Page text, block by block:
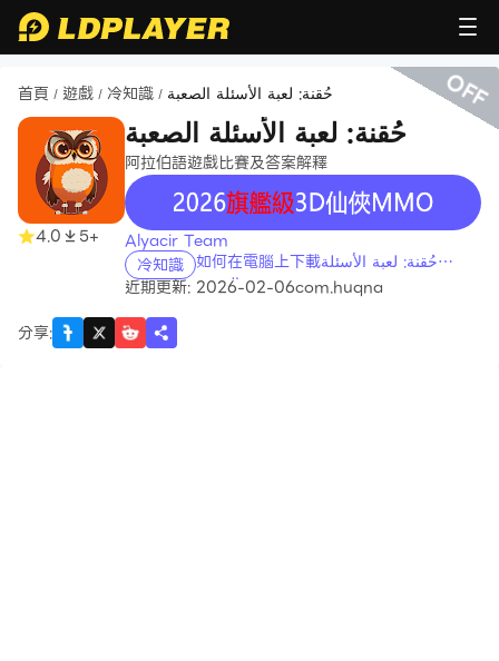
首頁 / 遊戲 / 冷知識 / حُقنة: لعبة الأسئلة الصعبة
4.0 5+
حُقنة: لعبة الأسئلة الصعبة
阿拉伯語遊戲比賽及答案解釋
recommend
Alyacir Team
冷知識 如何在電腦上下載حُقنة: لعبة الأسئلة
الصعبة
近期更新: 2026-02-06com.huqna
分享:
OFF